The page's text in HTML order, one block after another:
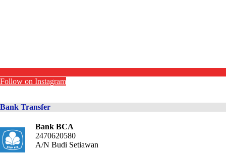
Follow on Instagram
Bank Transfer
Bank BCA
2470620580
A/N Budi Setiawan